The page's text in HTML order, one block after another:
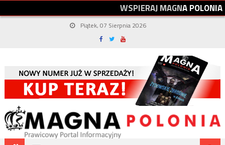
WSPIERAJMAGNAPOLONIA
Piątek, 07 Sierpnia 2026